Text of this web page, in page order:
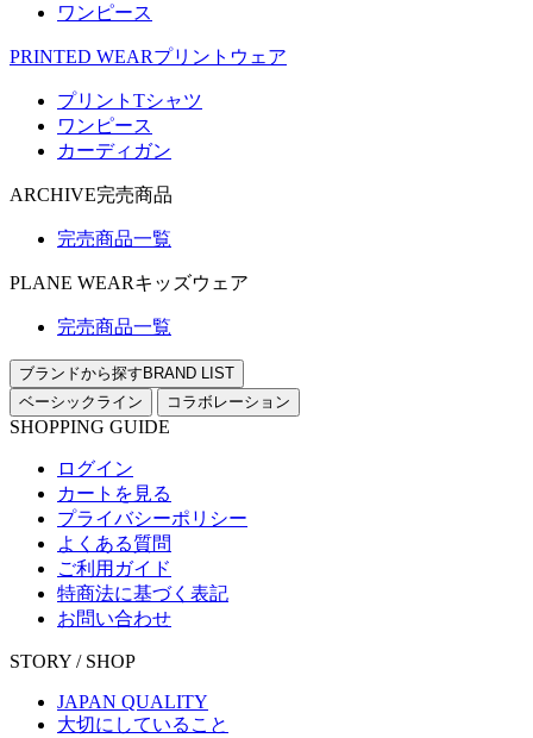
ワンピース
PRINTED WEARプリントウェア
プリントTシャツ
ワンピース
カーディガン
ARCHIVE完売商品
完売商品一覧
PLANE WEARキッズウェア
完売商品一覧
ブランドから探す BRAND LIST
ベーシックライン
コラボレーション
SHOPPING GUIDE
ログイン
カートを見る
プライバシーポリシー
よくある質問
ご利用ガイド
特商法に基づく表記
お問い合わせ
STORY / SHOP
JAPAN QUALITY
大切にしていること